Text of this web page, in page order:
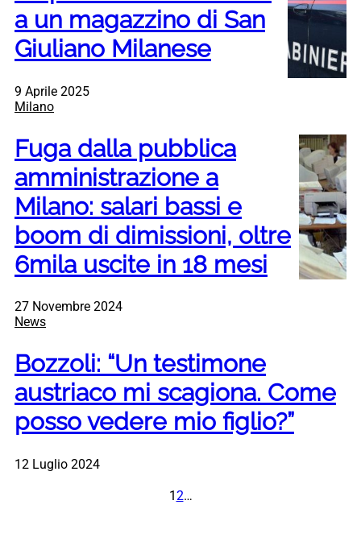
a un magazzino di San
Giuliano Milanese
9 Aprile 2025
Milano
Fuga dalla pubblica
amministrazione a
Milano: salari bassi e
boom di dimissioni, oltre
6mila uscite in 18 mesi
27 Novembre 2024
News
Bozzoli: “Un testimone
austriaco mi scagiona. Come
posso vedere mio figlio?”
12 Luglio 2024
1 2…